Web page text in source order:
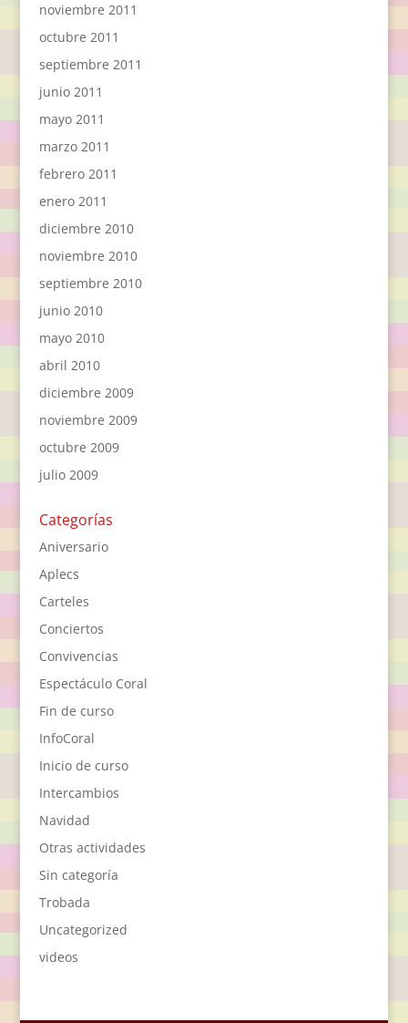
noviembre 2011
octubre 2011
septiembre 2011
junio 2011
mayo 2011
marzo 2011
febrero 2011
enero 2011
diciembre 2010
noviembre 2010
septiembre 2010
junio 2010
mayo 2010
abril 2010
diciembre 2009
noviembre 2009
octubre 2009
julio 2009
Categorías
Aniversario
Aplecs
Carteles
Conciertos
Convivencias
Espectáculo Coral
Fin de curso
InfoCoral
Inicio de curso
Intercambios
Navidad
Otras actividades
Sin categoría
Trobada
Uncategorized
videos